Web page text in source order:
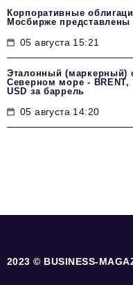
Корпоративные
Мосбирже представлены
05 августа 15:21
Эталонный (маркерный)
Северном море - BRENT,
USD за баррель
05 августа 14:20
2023 © BUSINESS-